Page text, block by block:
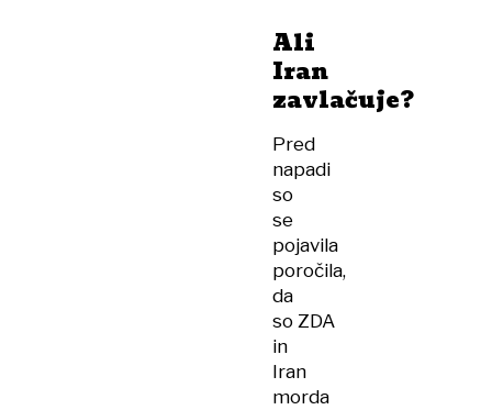
Ali
Iran
zavlačuje?
Pred
napadi
so
se
pojavila
poročila,
da
so ZDA
in
Iran
morda